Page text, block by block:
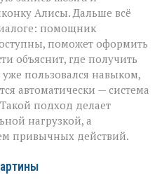
Алисы. Дальше всё
помощник
поможет оформить
объяснит, где получить
пользовался навыком,
автоматически — система
подход делает
нагрузкой, а
привычных действий.